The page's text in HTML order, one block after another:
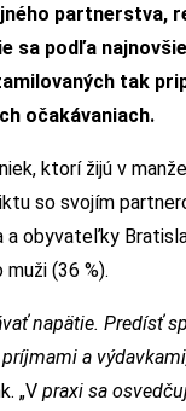
partnerstva,
sa podľa
tak
očakávaniach.
ktorí žijú v
so svojím
obyvateľky
(36 %).
napätie. Predísť
a
„V praxi sa